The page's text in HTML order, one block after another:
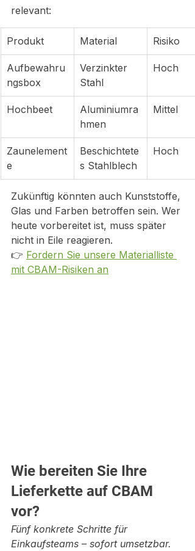
relevant:
Produkt Material Risiko
Aufbewahru
ngsbox
Verzinkter
Stahl
Hoch
Hochbeet
Aluminiumra
hmen
Mittel
Zaunelement
e
Beschichtete
s Stahlblech
Hoch
Zukünftig könnten auch Kunststoffe,
Glas und Farben betroffen sein. Wer
heute vorbereitet ist, muss später
nicht in Eile reagieren.
👉 Fordern Sie unsere Materialliste
mit CBAM-Risiken an
Wie bereiten Sie Ihre
Lieferkette auf CBAM
vor?
Fünf konkrete Schritte für
Einkaufsteams – sofort umsetzbar.